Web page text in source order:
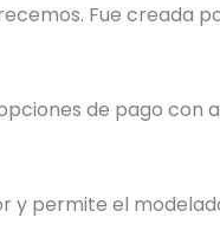
Fue creada
de pago con
y permite el